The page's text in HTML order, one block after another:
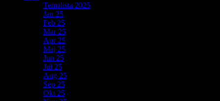
Temalista 2025
Jan 25
Feb 25
Mar 25
Apr 25
Maj 25
Jun 25
Jul 25
Aug 25
Sep 25
Okt 25